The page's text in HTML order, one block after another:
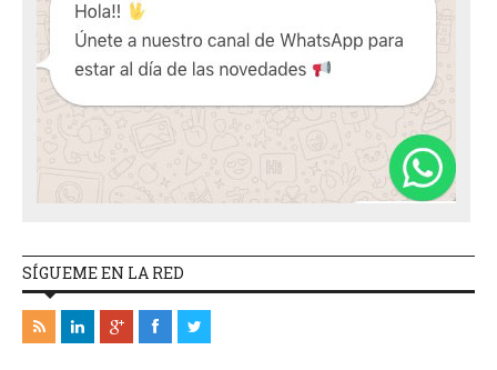
SÍGUEME EN LA RED